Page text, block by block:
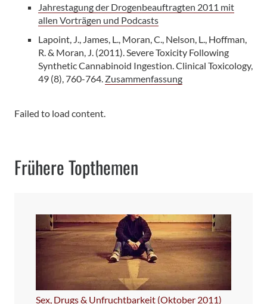
Jahrestagung der Drogenbeauftragten 2011 mit
allen Vorträgen und Podcasts
Lapoint, J., James, L., Moran, C., Nelson, L., Hoffman,
R. & Moran, J. (2011). Severe Toxicity Following
Synthetic Cannabinoid Ingestion. Clinical Toxicology,
49 (8), 760-764. Zusammenfassung
Failed to load content.
Frühere Topthemen
Sex, Drugs & Unfruchtbarkeit (Oktober 2011)